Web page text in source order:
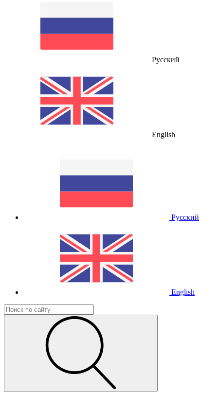
Русский
English
Русский
English